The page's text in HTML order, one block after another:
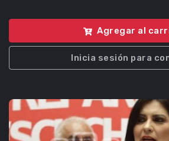
Agregar al
Inicia sesión para